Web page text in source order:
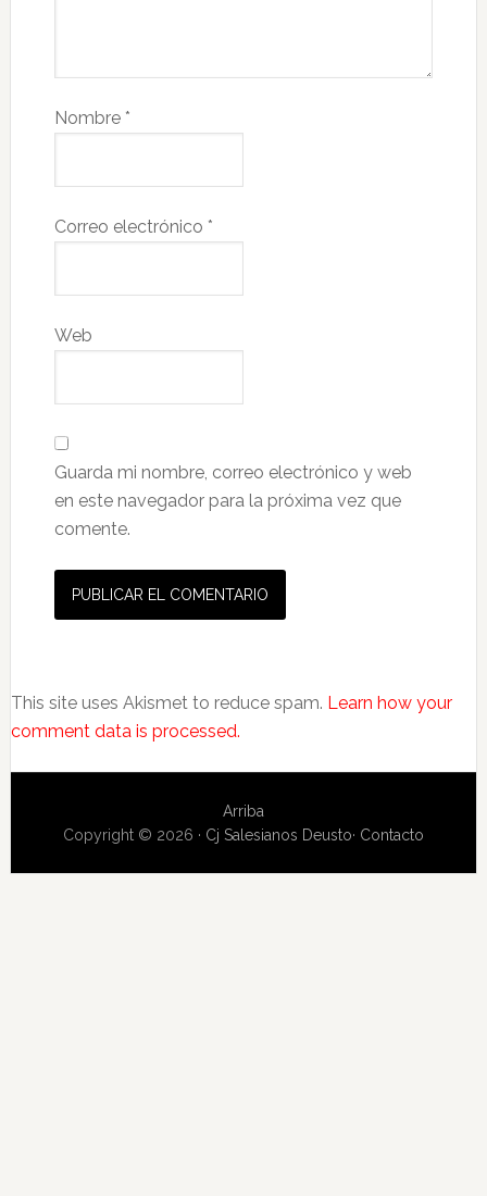
Nombre *
Correo electrónico *
Web
Guarda mi nombre, correo electrónico y web
en este navegador para la próxima vez que
comente.
This site uses Akismet to reduce spam. Learn how your
comment data is processed.
Arriba
Copyright © 2026 · Cj Salesianos Deusto· Contacto